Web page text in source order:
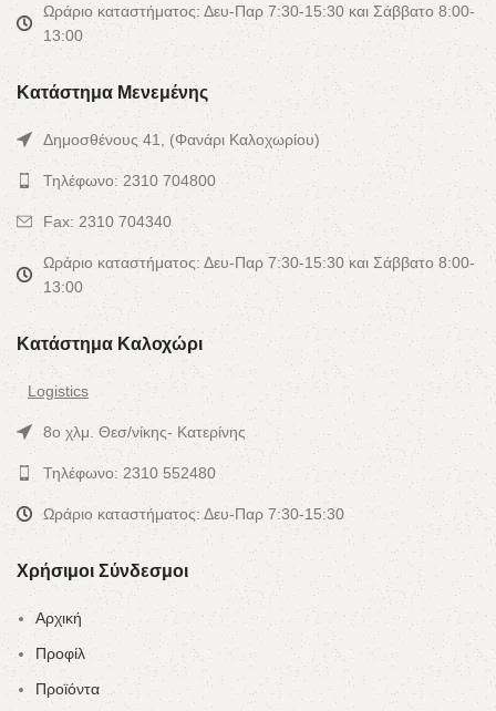
Ωράριο καταστήματος: Δευ-Παρ 7:30-15:30 και Σάββατο 8:00-
13:00
Κατάστημα Μενεμένης
Δημοσθένους 41, (Φανάρι Καλοχωρίου)
Τηλέφωνο: 2310 704800
Fax: 2310 704340
Ωράριο καταστήματος: Δευ-Παρ 7:30-15:30 και Σάββατο 8:00-
13:00
Κατάστημα Καλοχώρι
Logistics
8ο χλμ. Θεσ/νίκης- Κατερίνης
Τηλέφωνο: 2310 552480
Ωράριο καταστήματος: Δευ-Παρ 7:30-15:30
Χρήσιμοι Σύνδεσμοι
Αρχική
Προφίλ
Προϊόντα